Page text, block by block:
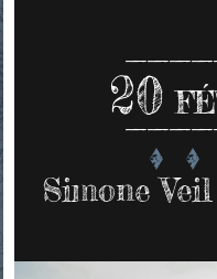
20
Simone